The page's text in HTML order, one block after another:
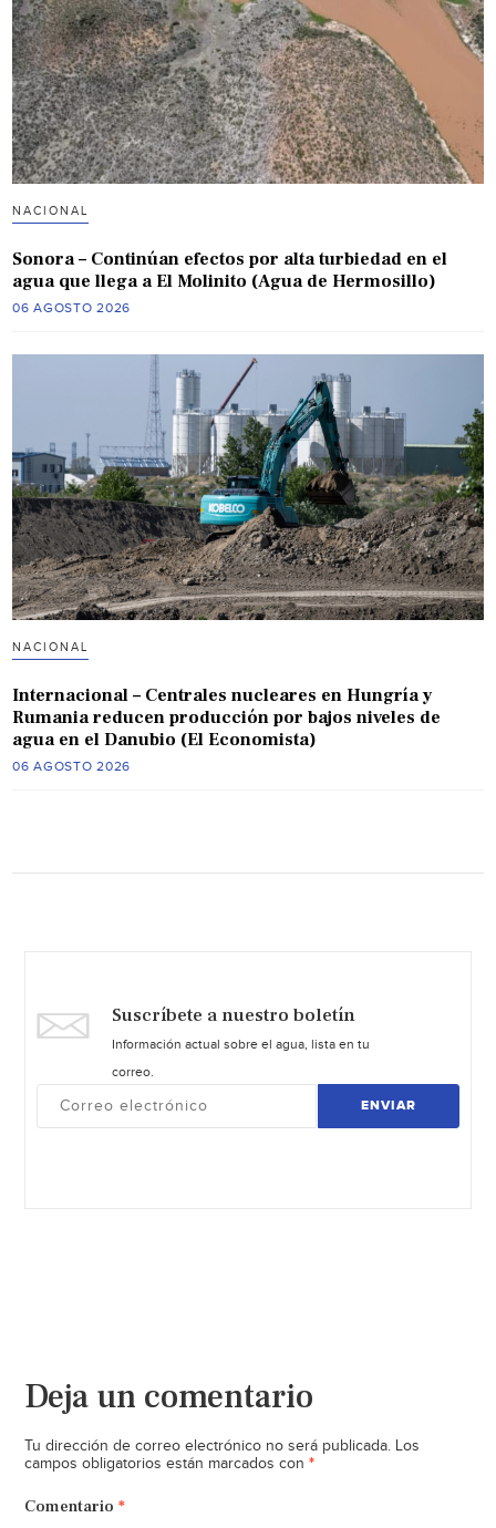
NACIONAL
Sonora – Continúan efectos por alta turbiedad en el
agua que llega a El Molinito (Agua de Hermosillo)
06 AGOSTO 2026
NACIONAL
Internacional – Centrales nucleares en Hungría y
Rumania reducen producción por bajos niveles de
agua en el Danubio (El Economista)
06 AGOSTO 2026
Suscríbete a nuestro boletín
Información actual sobre el agua, lista en tu
correo.
ENVIAR
Deja un comentario
Tu dirección de correo electrónico no será publicada. Los
campos obligatorios están marcados con *
Comentario *